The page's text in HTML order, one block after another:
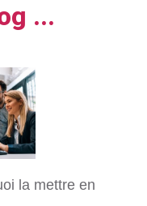
...
la mettre en